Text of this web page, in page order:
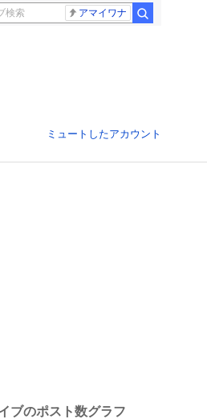
アマイワナ
ミュートしたアカウント
ブのポスト数グラフ